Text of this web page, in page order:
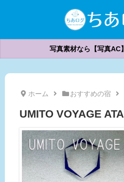
写真素材なら【写真AC
ホーム おすすめの宿
UMITO VOYAGE